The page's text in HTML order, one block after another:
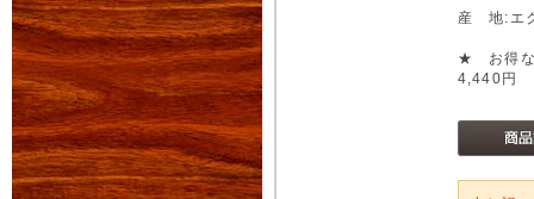
産 地:エ
★ お得
4,440円